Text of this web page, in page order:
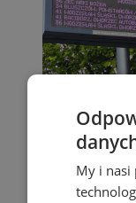
My i nasi